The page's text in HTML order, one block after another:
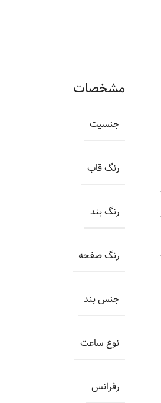
مشخصات
جنسیت
رنگ قاب
رنگ بند
رنگ صفحه
جنس بند
نوع ساعت
رفرانس